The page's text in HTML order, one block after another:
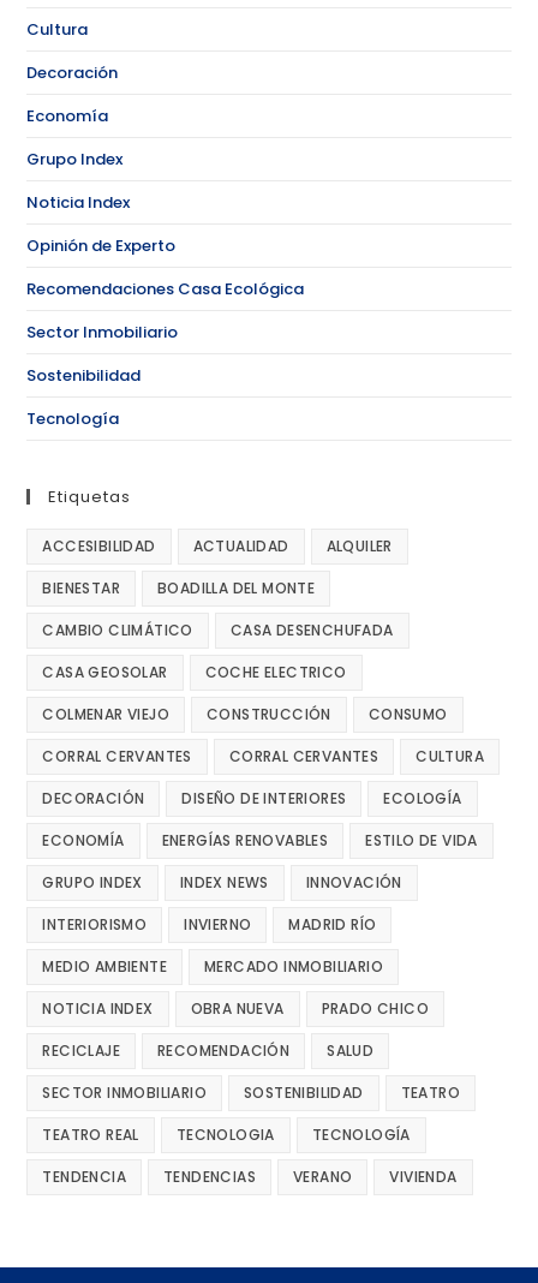
Cultura
Decoración
Economía
Grupo Index
Noticia Index
Opinión de Experto
Recomendaciones Casa Ecológica
Sector Inmobiliario
Sostenibilidad
Tecnología
Etiquetas
ACCESIBILIDAD ACTUALIDAD ALQUILER
BIENESTAR BOADILLA DEL MONTE
CAMBIO CLIMÁTICO CASA DESENCHUFADA
CASA GEOSOLAR COCHE ELECTRICO
COLMENAR VIEJO CONSTRUCCIÓN CONSUMO
CORRAL CERVANTES CORRAL CERVANTES CULTURA
DECORACIÓN DISEÑO DE INTERIORES ECOLOGÍA
ECONOMÍA ENERGÍAS RENOVABLES ESTILO DE VIDA
GRUPO INDEX INDEX NEWS INNOVACIÓN
INTERIORISMO INVIERNO MADRID RÍO
MEDIO AMBIENTE MERCADO INMOBILIARIO
NOTICIA INDEX OBRA NUEVA PRADO CHICO
RECICLAJE RECOMENDACIÓN SALUD
SECTOR INMOBILIARIO SOSTENIBILIDAD TEATRO
TEATRO REAL TECNOLOGIA TECNOLOGÍA
TENDENCIA TENDENCIAS VERANO VIVIENDA